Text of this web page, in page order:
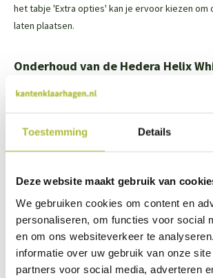
Toestemming Details
Deze website maakt gebruik van
We gebruiken cookies om content en
personaliseren, om functies voor social
en om ons websiteverkeer te
informatie over uw gebruik van onze
partners voor social media, adverteren
het tabje 'Extra opties' kan je ervoor kiezen om
laten plaatsen.
Onderhoud van de Hedera Helix
Zoals gezegd, heb je maar weinig onderhoud
kort, dan woekert hij niet en heb je het hele
te geven, zeker het jaar na het planten.
Bij levering op de Waddeneilanden en bij
gebieden 1011-1019, 1051-1059, 1070-1079,
wij genoodzaakt om extra verzendkosten
brengen van €95,00.